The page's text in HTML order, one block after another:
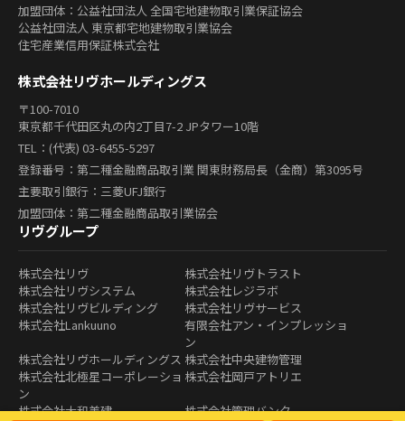
加盟団体：公益社団法人 全国宅地建物取引業保証協会
公益社団法人 東京都宅地建物取引業協会
住宅産業信用保証株式会社
株式会社リヴホールディングス
〒100-7010
東京都千代田区丸の内2丁目7-2 JPタワー10階
TEL：(代表) 03-6455-5297
登録番号：第二種金融商品取引業 関東財務局長（金商）第3095号
主要取引銀行：三菱UFJ銀行
加盟団体：第二種金融商品取引業協会
リヴグループ
株式会社リヴ
株式会社リヴトラスト
株式会社リヴシステム
株式会社レジラボ
株式会社リヴビルディング
株式会社リヴサービス
株式会社Lankuuno
有限会社アン・インプレッショ
ン
株式会社リヴホールディングス 株式会社中央建物管理
株式会社北極星コーポレーショ
ン
株式会社岡戸アトリエ
株式会社大和美建
株式会社管理バンク